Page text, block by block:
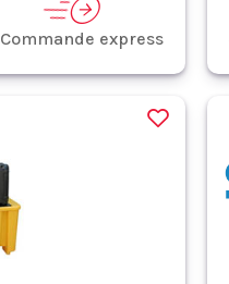
Commande express